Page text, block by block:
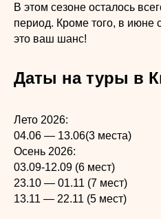
В этом сезоне осталось
период. Кроме того, в июне
это ваш шанс!
Даты на туры в
Лето 2026:
04.06 — 13.06(3 места)
Осень 2026:
03.09-12.09 (6 мест)
23.10 — 01.11 (7 мест)
13.11 — 22.11 (5 мест)